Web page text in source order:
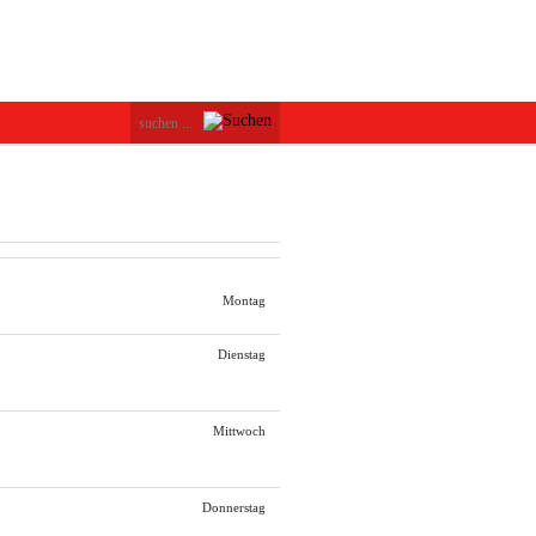
Montag
Dienstag
Mittwoch
Donnerstag